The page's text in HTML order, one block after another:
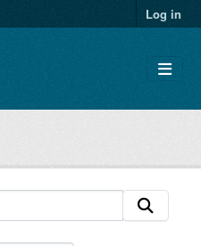
Log in